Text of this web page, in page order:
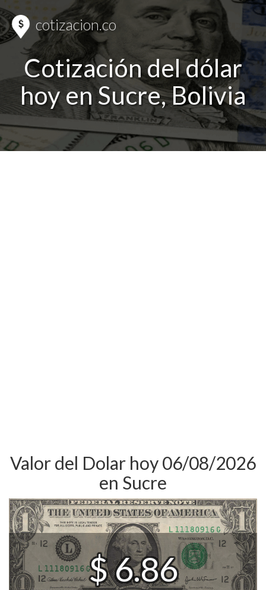
cotizacion.co
Cotización del dólar
hoy en Sucre, Bolivia
Valor del Dolar hoy 06/08/2026
en Sucre
$ 6.86